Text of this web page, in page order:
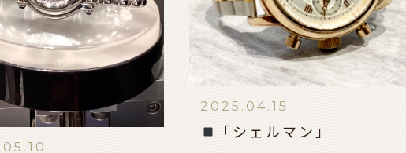
2025.04.15
「シェルマン」